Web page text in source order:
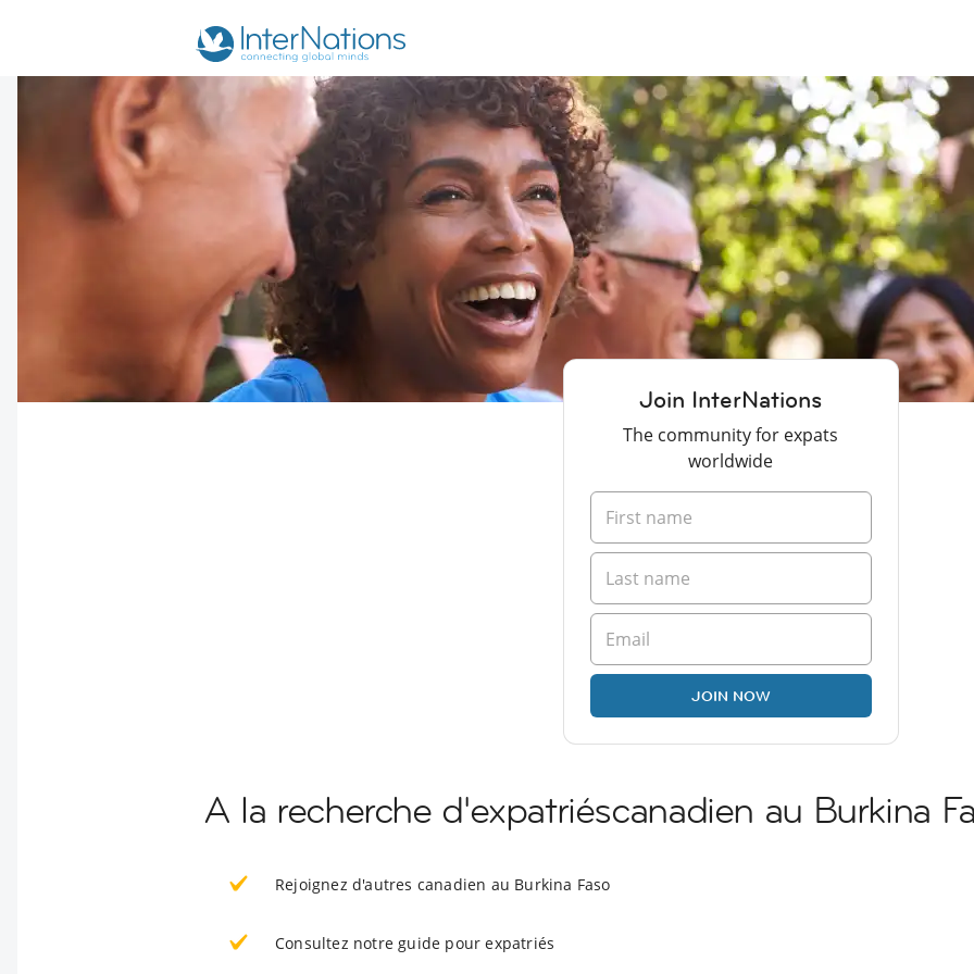
Join InterNations
The community for expats
worldwide
JOIN NOW
A la recherche d'expatriéscanadien au Burkina
Rejoignez d'autres canadien au Burkina Faso
Consultez notre guide pour expatriés